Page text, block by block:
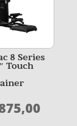
8 Series
Touch